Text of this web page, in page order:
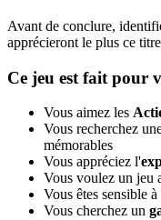
Avant de conclure,
apprécieront le plus ce
Ce jeu est fait pour
Vous aimez les
Vous recherchez
mémorables
Vous appréciez l'
Vous voulez un jeu
Vous êtes sensible à
Vous cherchez un